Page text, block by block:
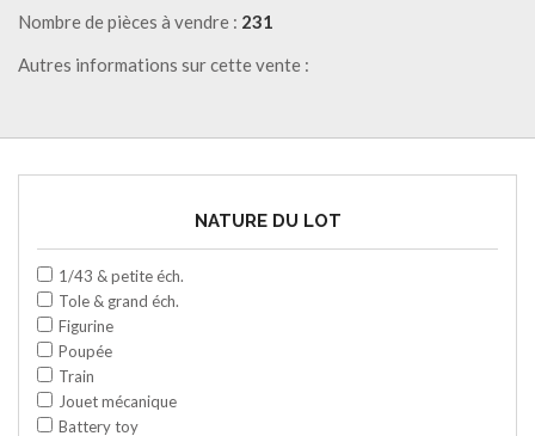
Nombre de pièces à vendre : 231
Autres informations sur cette vente :
NATURE DU LOT
1/43 & petite éch.
Tole & grand éch.
Figurine
Poupée
Train
Jouet mécanique
Battery toy